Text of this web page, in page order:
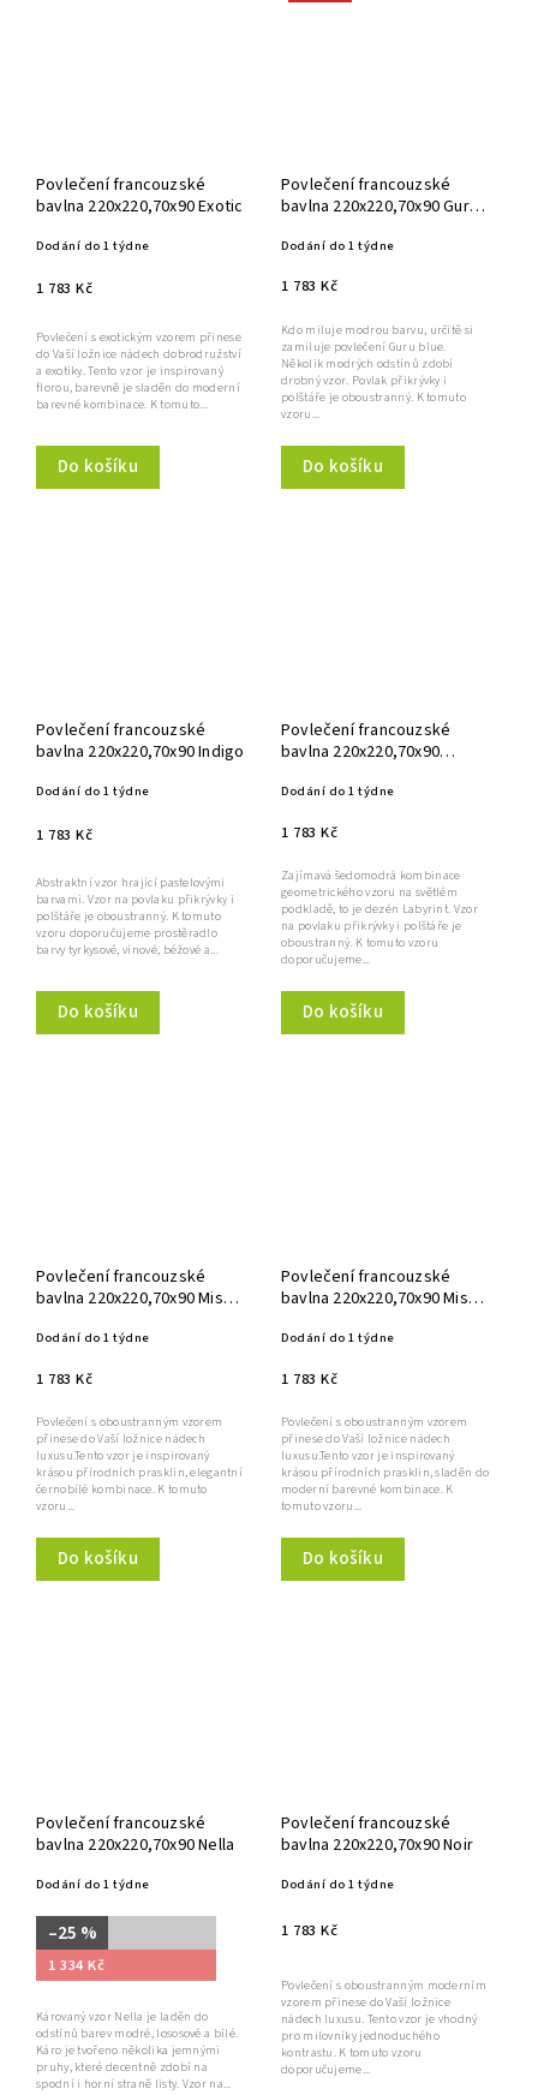
Povlečení francouzské
bavlna 220x220,70x90 Exotic
Dodání do 1 týdne
1 783 Kč
Do košíku
Povlečení s exotickým vzorem přinese
do Vaší ložnice nádech dobrodružství
a exotiky. Tento vzor je inspirovaný
florou, barevně je sladěn do moderní
barevné kombinace. K tomuto...
Povlečení francouzské
bavlna 220x220,70x90 Guru
Dodání do 1 týdne
1 783 Kč
Do košíku
Kdo miluje modrou barvu, určitě si
zamiluje povlečení Guru blue.
Několik modrých odstínů zdobí
drobný vzor. Povlak přikrývky i
polštáře je oboustranný. K tomuto
vzoru...
Povlečení francouzské
bavlna 220x220,70x90 Indigo
Dodání do 1 týdne
1 783 Kč
Do košíku
Abstraktní vzor hrající pastelovými
barvami. Vzor na povlaku přikrývky i
polštáře je oboustranný. K tomuto
vzoru doporučujeme prostěradlo
barvy tyrkysové, vínové, béžové a...
Povlečení francouzské
bavlna 220x220,70x90
Dodání do 1 týdne
1 783 Kč
Do košíku
Zajímavá šedomodrá kombinace
geometrického vzoru na světlém
podkladě, to je dezén Labyrint. Vzor
na povlaku přikrývky i polštáře je
oboustranný. K tomuto vzoru
doporučujeme...
Povlečení francouzské
bavlna 220x220,70x90 Misty
Dodání do 1 týdne
1 783 Kč
Do košíku
Povlečení s oboustranným vzorem
přinese do Vaší ložnice nádech
luxusu.Tento vzor je inspirovaný
krásou přírodních prasklin, elegantní
černobílé kombinace. K tomuto
vzoru...
Povlečení francouzské
bavlna 220x220,70x90 Misty
Dodání do 1 týdne
1 783 Kč
Do košíku
Povlečení s oboustranným vzorem
přinese do Vaší ložnice nádech
luxusu.Tento vzor je inspirovaný
krásou přírodních prasklin, sladěn do
moderní barevné kombinace. K
tomuto vzoru...
Povlečení francouzské
bavlna 220x220,70x90 Nella
Dodání do 1 týdne
–25 %
1 334 Kč
Károvaný vzor Nella je laděn do
odstínů barev modré, lososové a bílé.
Káro je tvořeno několika jemnými
pruhy, které decentně zdobí na
spodní i horní straně listy. Vzor na...
Povlečení francouzské
bavlna 220x220,70x90 Noir
Dodání do 1 týdne
1 783 Kč
Povlečení s oboustranným moderním
vzorem přinese do Vaší ložnice
nádech luxusu. Tento vzor je vhodný
pro milovníky jednoduchého
kontrastu. K tomuto vzoru
doporučujeme...